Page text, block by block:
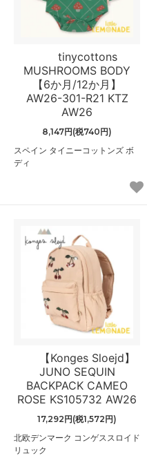
tinycottons
MUSHROOMS BODY
【6か月/12か月】
AW26-301-R21 KTZ
AW26
8,147円(税740円)
スペイン タイニーコットンズ ボ
ディ
【Konges Sloejd】
JUNO SEQUIN
BACKPACK CAMEO
ROSE KS105732 AW26
17,292円(税1,572円)
北欧デンマーク コンゲススロイド
リュック